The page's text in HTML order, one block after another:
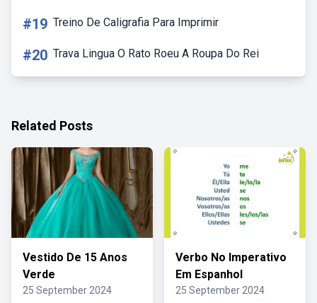
#19 Treino De Caligrafia Para Imprimir
#20 Trava Lingua O Rato Roeu A Roupa Do Rei
Related Posts
Vestido De 15 Anos
Verde
25 September 2024
Verbo No Imperativo
Em Espanhol
25 September 2024